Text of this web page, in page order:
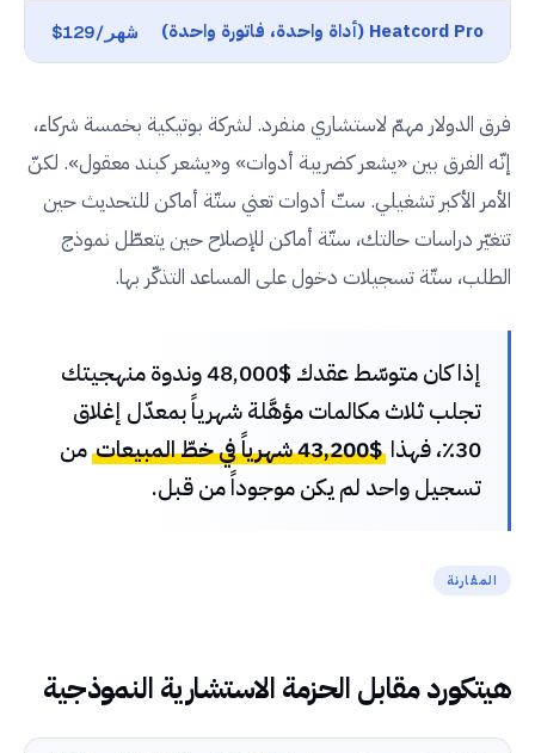
Heatcord Pro (أداة واحدة، فاتورة واحدة) $129/شهر
فرق الدولار مهمّ لاستشاري منفرد. لشركة بوتيكية بخمسة شركاء،
إنّه الفرق بين «يشعر كضريبة أدوات» و«يشعر كبند معقول». لكنّ
الأمر الأكبر تشغيلي. ستّ أدوات تعني ستّة أماكن للتحديث حين
تتغيّر دراسات حالتك، ستّة أماكن للإصلاح حين يتعطّل نموذج
الطلب، ستّة تسجيلات دخول على المساعد التذكّر بها.
إذا كان متوسّط عقدك $48,000 وندوة منهجيتك
تجلب ثلاث مكالمات مؤهَّلة شهرياً بمعدّل إغلاق
30٪، فهذا
$43,200 شهرياً في خطّ المبيعات
من
تسجيل واحد لم يكن موجوداً من قبل.
المقارنة
هيتكورد مقابل الحزمة الاستشارية النموذجية